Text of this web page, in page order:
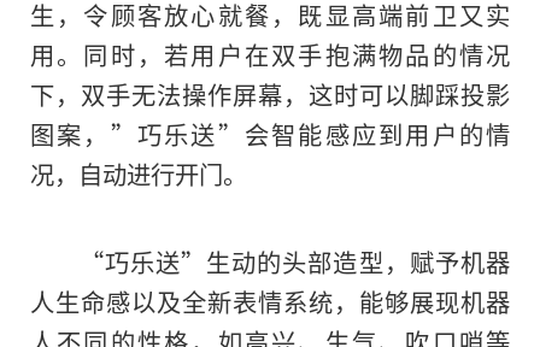
生，令顾客放心就餐，既显高端前卫又实
用。同时，若用户在双手抱满物品的情况
下，双手无法操作屏幕，这时可以脚踩投影
图案，”巧乐送”会智能感应到用户的情
况，自动进行开门。
“巧乐送”生动的头部造型，赋予机器
人生命感以及全新表情系统，能够展现机器